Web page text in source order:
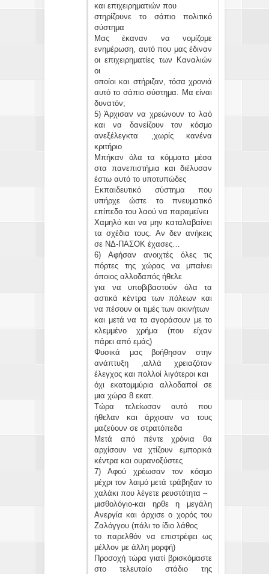
και επιχειρηματιών που
στηρίζουνε το σάπιο πολιτικό
σύστημα
Μας έκαναν να νομίζομε
ενημέρωση, αυτό που μας έδιναν
οι επιχειρηματίες των Καναλιών
οι
οποίοι και στήριζαν, τόσα χρονιά
αυτό το σάπιο σύστημα. Μα είναι
δυνατόν;
5) Άρχισαν να χρεώνουν το λαό
και να δανείζουν τον κόσμο
ανεξέλεγκτα ,χωρίς κανένα
κριτήριο
Μπήκαν όλα τα κόμματα μέσα
στα πανεπιστήμια και διέλυσαν
έστω αυτό το υποτυπώδες
Εκπαιδευτικό σύστημα που
υπήρχε ώστε το πνευματικό
επίπεδο του λαού να παραμείνει
Χαμηλό και να μην καταλαβαίνει
τα σχέδια τους. Αν δεν ανήκεις
σε ΝΔ-ΠΑΣΟΚ έχασες…
6) Αφήσαν ανοιχτές όλες τις
πόρτες της χώρας να μπαίνει
όποιος αλλοδαπός ήθελε
για να υποβιβαστούν όλα τα
αστικά κέντρα των πόλεων και
να πέσουν οι τιμές των ακινήτων
και μετά να τα αγοράσουν με το
κλεμμένο χρήμα (που είχαν
πάρει από εμάς)
Φυσικά μας βοήθησαν στην
ανάπτυξη ,αλλά χρειαζόταν
έλεγχος και πολλοί λιγότεροι και
όχι εκατομμύρια αλλοδαποί σε
μια χώρα 8 εκατ.
Τώρα τελείωσαν αυτό που
ήθελαν και άρχισαν να τους
μαζεύουν σε στρατόπεδα
Μετά από πέντε χρόνια θα
αρχίσουν να χτίζουν εμπορικά
κέντρα και ουρανοξύστες
7) Αφού χρέωσαν τον κόσμο
μέχρι τον λαιμό μετά τράβηξαν το
χαλάκι που λέγετε ρευστότητα –
μισθολόγιο-και ηρθε η μεγάλη
Ανεργία και άρχισε ο χορός του
Ζαλόγγου (πάλι το ίδιο λάθος
το παρελθόν να επιστρέφει ως
μέλλον με άλλη μορφή)
Προσοχή τώρα γιατί βρισκόμαστε
στο τελευταίο στάδιο της